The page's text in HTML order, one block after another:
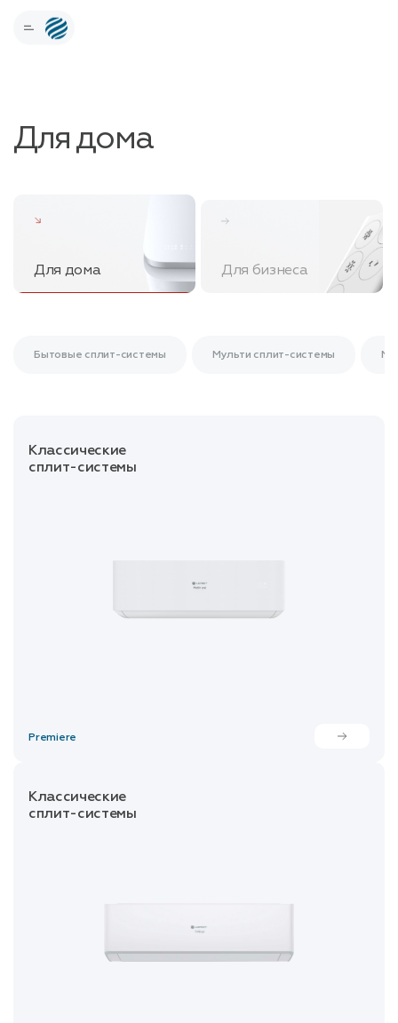
Для дома
Для дома Для бизнеса
Бытовые сплит-системы Мульти сплит-системы
Классические
сплит-системы
Premiere
Классические
сплит-системы